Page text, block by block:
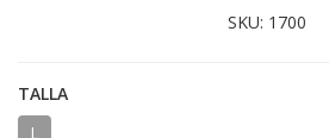
SKU: 1700
TALLA
L